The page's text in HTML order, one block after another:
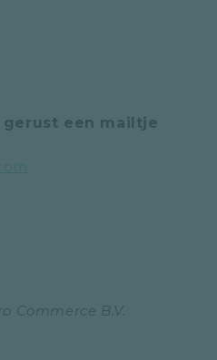
gerust een mailtje
Commerce B.V.